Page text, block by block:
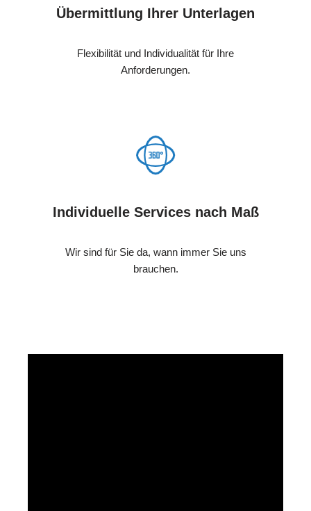
Übermittlung Ihrer Unterlagen
Flexibilität und Individualität für Ihre
Anforderungen.
Individuelle Services nach Maß
Wir sind für Sie da, wann immer Sie uns
brauchen.